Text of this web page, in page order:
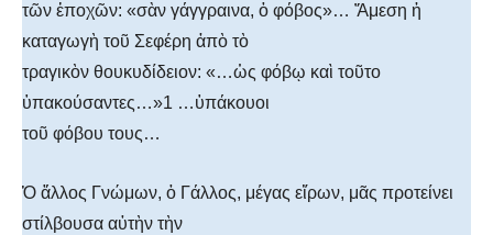
τῶν ἐποχῶν: «σὰν γάγγραινα, ὁ φόβος»… Ἄμεση ἡ
καταγωγὴ τοῦ Σεφέρη ἀπὸ τὸ
τραγικὸν θουκυδίδειον: «…ὡς φόβῳ καὶ τοῦτο
ὑπακούσαντες…»1 …ὑπάκουοι
τοῦ φόβου τους…
Ὁ ἄλλος Γνώμων, ὁ Γάλλος, μέγας εἴρων, μᾶς προτείνει
στίλβουσα αὐτὴν τὴν